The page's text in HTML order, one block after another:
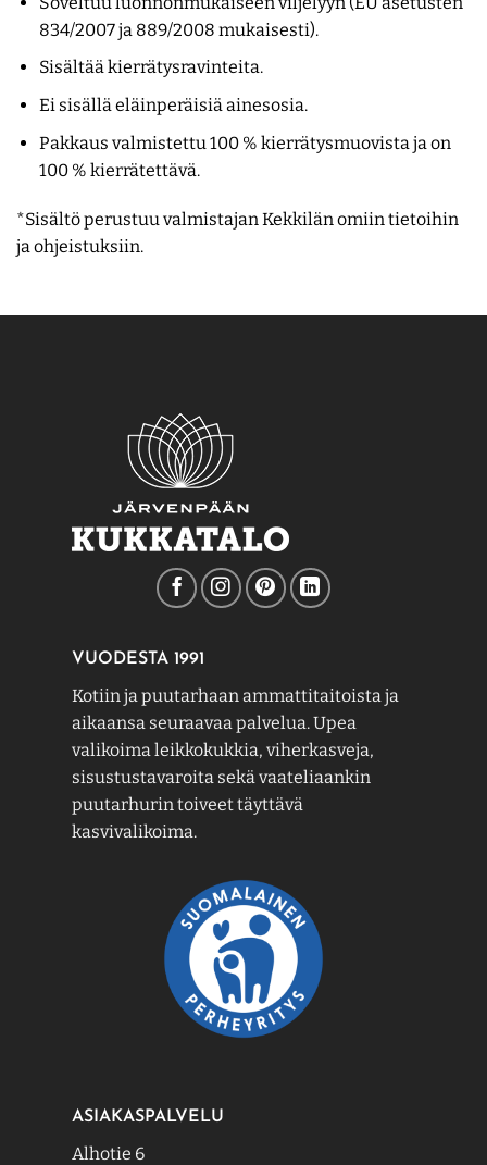
834/2007 ja 889/2008 mukaisesti).
Sisältää kierrätysravinteita.
Ei sisällä eläinperäisiä ainesosia.
Pakkaus valmistettu 100 % kierrätysmuovista ja on
100 % kierrätettävä.
*Sisältö perustuu valmistajan Kekkilän omiin tietoihin
ja ohjeistuksiin.
VUODESTA 1991
Kotiin ja puutarhaan ammattitaitoista ja
aikaansa seuraavaa palvelua. Upea
valikoima leikkokukkia, viherkasveja,
sisustustavaroita sekä vaateliaankin
puutarhurin toiveet täyttävä
kasvivalikoima.
ASIAKASPALVELU
Alhotie 6